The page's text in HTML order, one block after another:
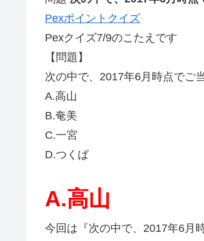
Pexポイントクイズ
Pexクイズ7/9のこたえです
【問題】
次の中で、2017年6月時点でご
A.高山
B.奄美
C.一宮
D.つくば
A.高山
今回は『次の中で、2017年6月